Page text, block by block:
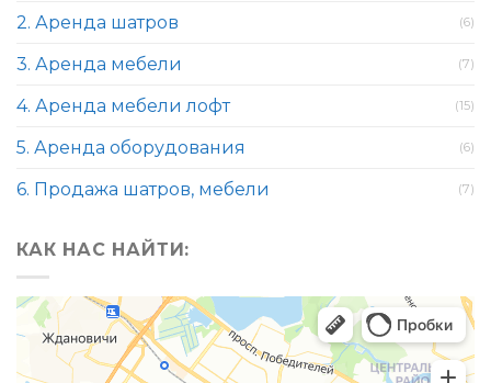
2. Аренда шатров (6)
3. Аренда мебели (7)
4. Аренда мебели лофт (15)
5. Аренда оборудования (6)
6. Продажа шатров, мебели (7)
КАК НАС НАЙТИ: